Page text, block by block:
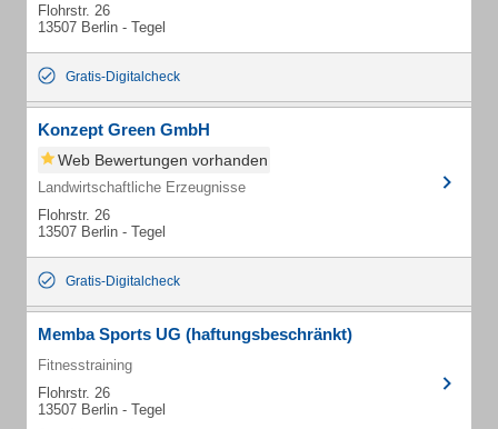
Flohrstr. 26
13507 Berlin - Tegel
Gratis-Digitalcheck
Konzept Green GmbH
Web Bewertungen vorhanden
Landwirtschaftliche Erzeugnisse
Flohrstr. 26
13507 Berlin - Tegel
Gratis-Digitalcheck
Memba Sports UG (haftungsbeschränkt)
Fitnesstraining
Flohrstr. 26
13507 Berlin - Tegel